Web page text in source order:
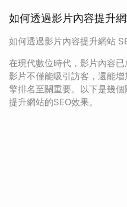
如何透過影片內容提升
如何透過影片內容提升網站
在現代數位時代，影片內容已
影片不僅能吸引訪客，還能
擎排名至關重要。以下是幾
提升網站的SEO效果。